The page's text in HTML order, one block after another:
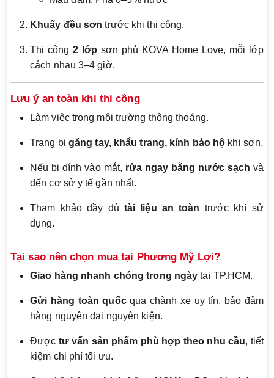
Khuấy đều sơn trước khi thi công.
Thi công 2 lớp sơn phủ KOVA Home Love, mỗi lớp
cách nhau 3–4 giờ.
Lưu ý an toàn khi thi công
Làm việc trong môi trường thông thoáng.
Trang bị găng tay, khẩu trang, kính bảo hộ khi sơn.
Nếu bị dính vào mắt, rửa ngay bằng nước sạch và
đến cơ sở y tế gần nhất.
Tham khảo đầy đủ tài liệu an toàn trước khi sử
dụng.
Tại sao nên chọn mua tại Phương Mỹ Lợi?
Giao hàng nhanh chóng trong ngày tại TP.HCM.
Gửi hàng toàn quốcqua chành xe uy tín, bảo đảm
hàng nguyên đai nguyên kiện.
Được tư vấn sản phẩm phù hợp theo nhu cầu, tiết
kiệm chi phí tối ưu.